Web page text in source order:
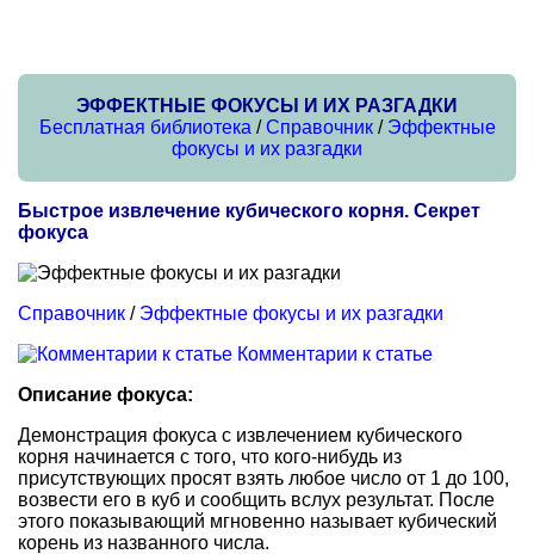
ЭФФЕКТНЫЕ ФОКУСЫ И ИХ РАЗГАДКИ
Бесплатная библиотека /Справочник/ Эффектные
фокусы и их разгадки
Быстрое извлечение кубического корня. Секрет
фокуса
Справочник / Эффектные фокусы и их разгадки
Комментарии к статье
Описание фокуса:
Демонстрация фокуса с извлечением кубического
корня начинается с того, что кого-нибудь из
присутствующих просят взять любое число от 1 до 100,
возвести его в куб и сообщить вслух результат. После
этого показывающий мгновенно называет кубический
корень из названного числа.